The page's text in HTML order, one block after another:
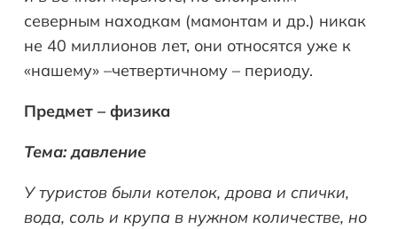
северным находкам (мамонтам и др.) никак
не 40 миллионов лет, они относятся уже к
«нашему» –четвертичному – периоду.
Предмет – физика
Тема: давление
У туристов были котелок, дрова и спички,
вода, соль и крупа в нужном количестве, но